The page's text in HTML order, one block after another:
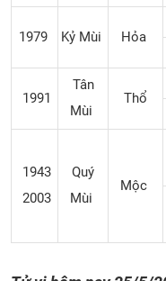
1979 Kỷ Mùi Hỏa
1991
Tân
Mùi
Thổ
1943
2003
Quý
Mùi
Mộc